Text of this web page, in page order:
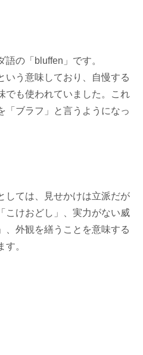
語の「bluffen」です。
いう意味しており、自慢する
でも使われていました。これ
「ブラフ」と言うようになっ
しては、見せかけは立派だが
こけおどし」、実力がない威
、外観を繕うことを意味する
す。